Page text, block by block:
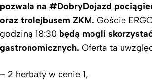
pozwala na #DobryDojazd
oraz trolejbusem ZKM. Goście
godziną 18:30 będą mogli
gastronomicznych. Oferta ta
– 2 herbaty w cenie 1,